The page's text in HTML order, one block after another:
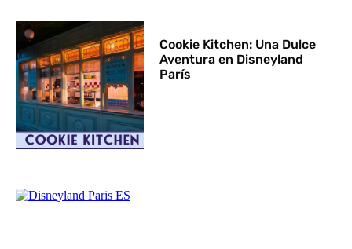
Cookie Kitchen: Una Dulce
Aventura en Disneyland
París